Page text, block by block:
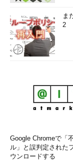
ま
2
Google Chromeで「
ル」と誤判定された
ウンロードする